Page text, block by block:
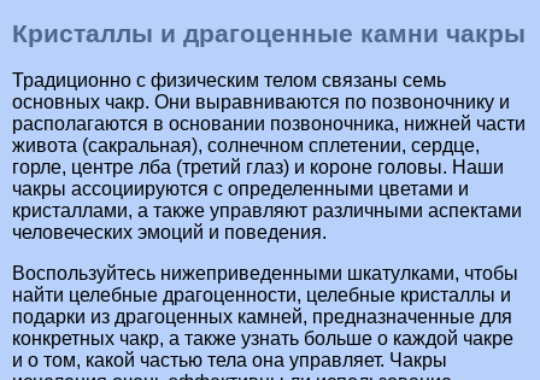
Кристаллы и драгоценные камни чакры
Традиционно с физическим телом связаны семь
основных чакр. Они выравниваются по позвоночнику и
располагаются в основании позвоночника, нижней части
живота (сакральная), солнечном сплетении, сердце,
горле, центре лба (третий глаз) и короне головы. Наши
чакры ассоциируются с определенными цветами и
кристаллами, а также управляют различными аспектами
человеческих эмоций и поведения.
Воспользуйтесь нижеприведенными шкатулками, чтобы
найти целебные драгоценности, целебные кристаллы и
подарки из драгоценных камней, предназначенные для
конкретных чакр, а также узнать больше о каждой чакре
и о том, какой частью тела она управляет. Чакры